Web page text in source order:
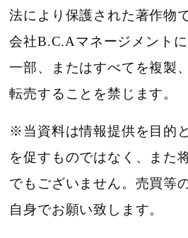
法により保護された著作物
会社B.C.Aマネージメント
一部、またはすべてを複製
転売することを禁じます。
※当資料は情報提供を目的
を促すものではなく、また
でもございません。売買等
自身でお願い致します。